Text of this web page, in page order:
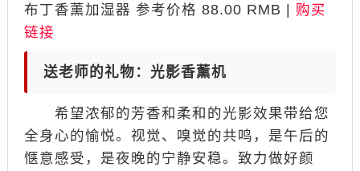
布丁香薰加湿器 参考价格 88.00 RMB | 购买
链接
送老师的礼物：光影香薰机
希望浓郁的芳香和柔和的光影效果带给您
全身心的愉悦。视觉、嗅觉的共鸣，是午后的
惬意感受，是夜晚的宁静安稳。致力做好颜